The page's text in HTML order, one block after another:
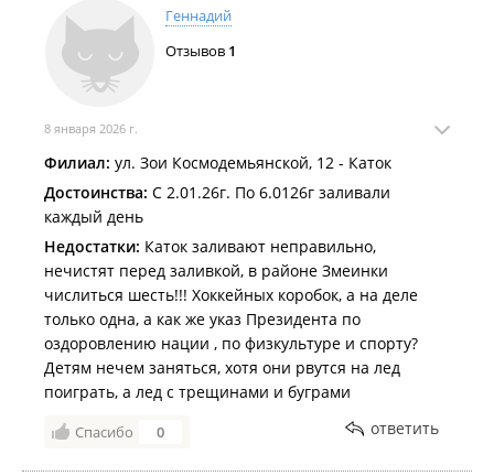
Тёплый декабрь мешает заливать катки во Владивостоке
Более 70 катков во всех районах города будут работать этой
зимой для жителей и гостей Владивостока
Геннадий
Отзывов 1
8 января 2026 г.
Филиал: ул. Зои Космодемьянской, 12 - Каток
Достоинства: С 2.01.26г. По 6.0126г заливали
каждый день
Недостатки: Каток заливают неправильно,
нечистят перед заливкой, в районе Змеинки
числиться шесть!!! Хоккейных коробок, а на деле
только одна, а как же указ Президента по
оздоровлению нации , по физкультуре и спорту?
Детям нечем заняться, хотя они рвутся на лед
поиграть, а лед с трещинами и буграми
Спасибо 0 ответить